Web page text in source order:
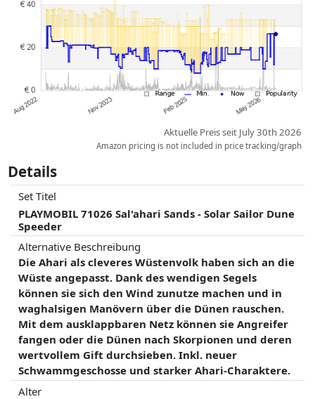
Vergütungen durch Partner haben darauf keinerlei Einfluss. Nur bei
gleichen Preisen können historische Leistungen die Ordnung
beeinflussen.
Aktuelle Preis seit July 30th 2026
Amazon pricing is not included in price tracking/graph
Details
Set Titel
PLAYMOBIL 71026 Sal'ahari Sands - Solar Sailor Dune
Speeder
Alternative Beschreibung
Die Ahari als cleveres Wüstenvolk haben sich an die
Wüste angepasst. Dank des wendigen Segels
können sie sich den Wind zunutze machen und in
waghalsigen Manövern über die Dünen rauschen.
Mit dem ausklappbaren Netz können sie Angreifer
fangen oder die Dünen nach Skorpionen und deren
wertvollem Gift durchsieben. Inkl. neuer
Schwammgeschosse und starker Ahari-Charaktere.
Alter